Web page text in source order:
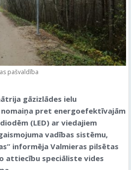
pašvaldība
gāzizlādes ielu
nomaiņa pret energoefektīvajām
(LED) ar viedajiem
vadības sistēmu,
informēja Valmieras pilsētas
attiecību speciāliste vides